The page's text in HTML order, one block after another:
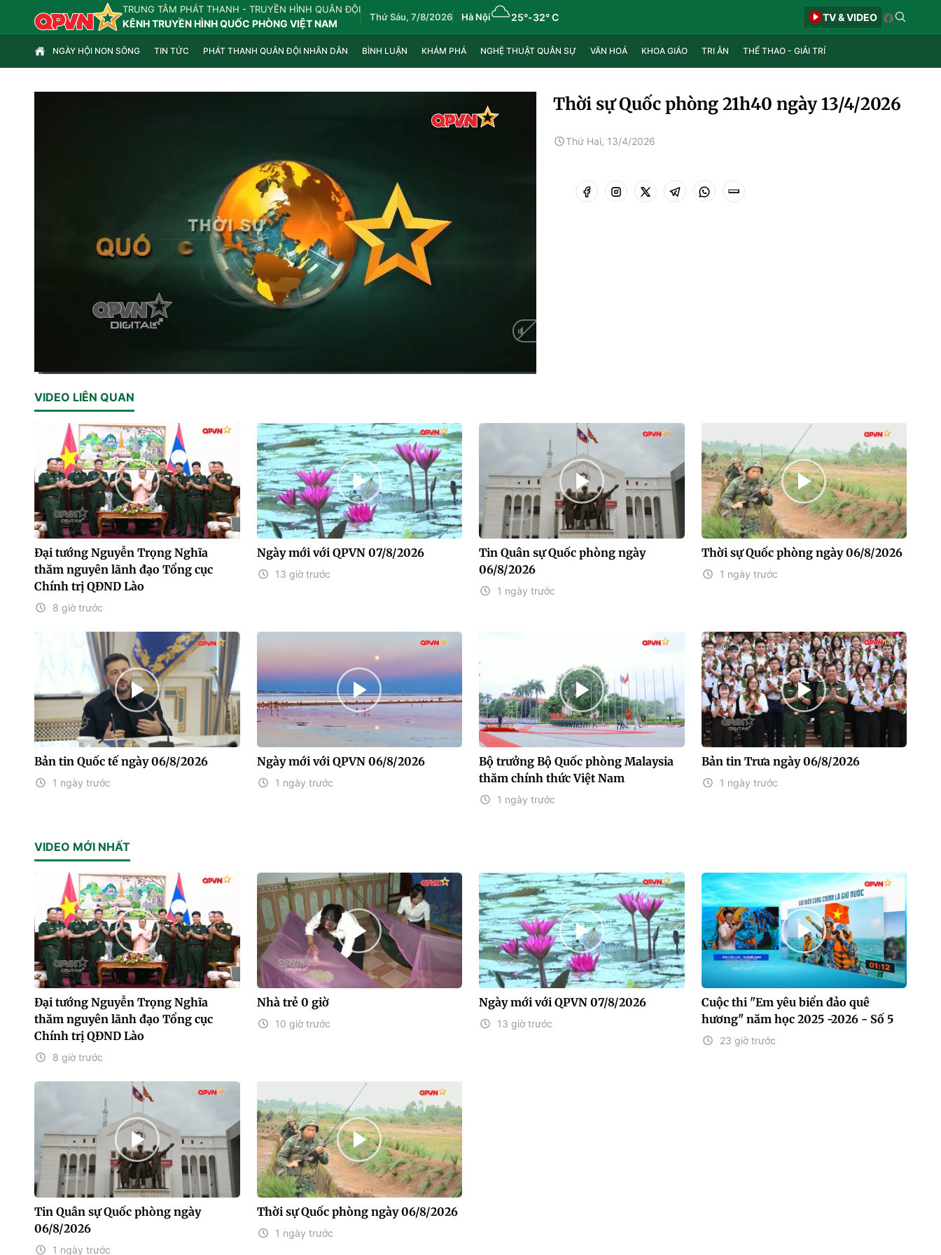
TRUNG TÂM PHÁT THANH - TRUYỀN HÌNH QUÂN ĐỘI
KÊNH TRUYỀN HÌNH QUỐC PHÒNG VIỆT NAM
Thứ Sáu, 7/8/2026 Hà Nội 25°-32° C TV & VIDEO
NGÀY HỘI NON SÔNG TIN TỨC PHÁT THANH QUÂN ĐỘI NHÂN DÂN BÌNH LUẬN KHÁM PHÁ NGHỆ THUẬT QUÂN SỰ VĂN HOÁ KHOA GIÁO TRI ÂN THỂ THAO - GIẢI TRÍ
Thời sự Quốc phòng 21h40 ngày 13/4/2026
Thứ Hai, 13/4/2026
VIDEO LIÊN QUAN
Đại tướng Nguyễn Trọng Nghĩa
thăm nguyên lãnh đạo Tổng cục
Chính trị QĐND Lào
8 giờ trước
Ngày mới với QPVN 07/8/2026
13 giờ trước
Tin Quân sự Quốc phòng ngày
06/8/2026
1 ngày trước
Thời sự Quốc phòng ngày 06/8/2026
1 ngày trước
Bản tin Quốc tế ngày 06/8/2026
1 ngày trước
Ngày mới với QPVN 06/8/2026
1 ngày trước
Bộ trưởng Bộ Quốc phòng Malaysia
thăm chính thức Việt Nam
1 ngày trước
Bản tin Trưa ngày 06/8/2026
1 ngày trước
VIDEO MỚI NHẤT
Đại tướng Nguyễn Trọng Nghĩa
thăm nguyên lãnh đạo Tổng cục
Chính trị QĐND Lào
8 giờ trước
Nhà trẻ 0 giờ
10 giờ trước
Ngày mới với QPVN 07/8/2026
13 giờ trước
Cuộc thi "Em yêu biển đảo quê
hương" năm học 2025 -2026 - Số 5
23 giờ trước
Tin Quân sự Quốc phòng ngày
06/8/2026
1 ngày trước
Thời sự Quốc phòng ngày 06/8/2026
1 ngày trước